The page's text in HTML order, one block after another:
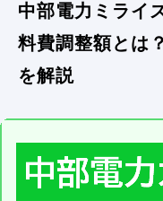
中部電力ミライ
料費調整額とは
を解説